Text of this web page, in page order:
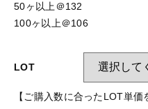
50ヶ以上＠132
100ヶ以上＠106
LOT
【ご購入数に合ったLOT単価
【留め金具】 指輪
【留め金具】 クリッ
【留め金具】 マスク
【留め金具
【留め金具】
【留め